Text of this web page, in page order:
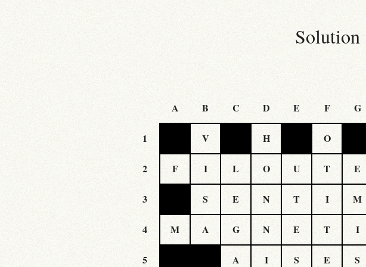
Solution
A B C D E F G
1 V H O
2 F I L O U T E
3 S E N T I M
4 M A G N E T I
5 A I S E S